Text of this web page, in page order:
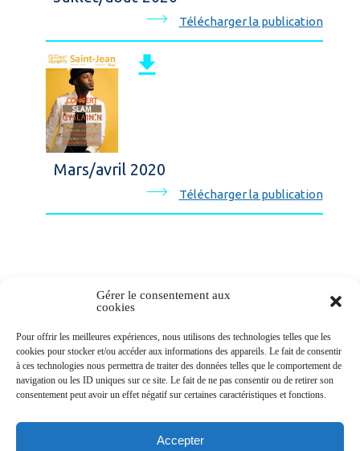
Gérer le consentement aux
cookies
Pour offrir les meilleures expériences, nous utilisons des technologies telles que les
cookies pour stocker et/ou accéder aux informations des appareils. Le fait de consentir
à ces technologies nous permettra de traiter des données telles que le comportement de
navigation ou les ID uniques sur ce site. Le fait de ne pas consentir ou de retirer son
consentement peut avoir un effet négatif sur certaines caractéristiques et fonctions.
Accepter
Télécharger la publication
Mars/avril 2020
Télécharger la publication
Newsletters
Abonnez-vous à la newsletter
>